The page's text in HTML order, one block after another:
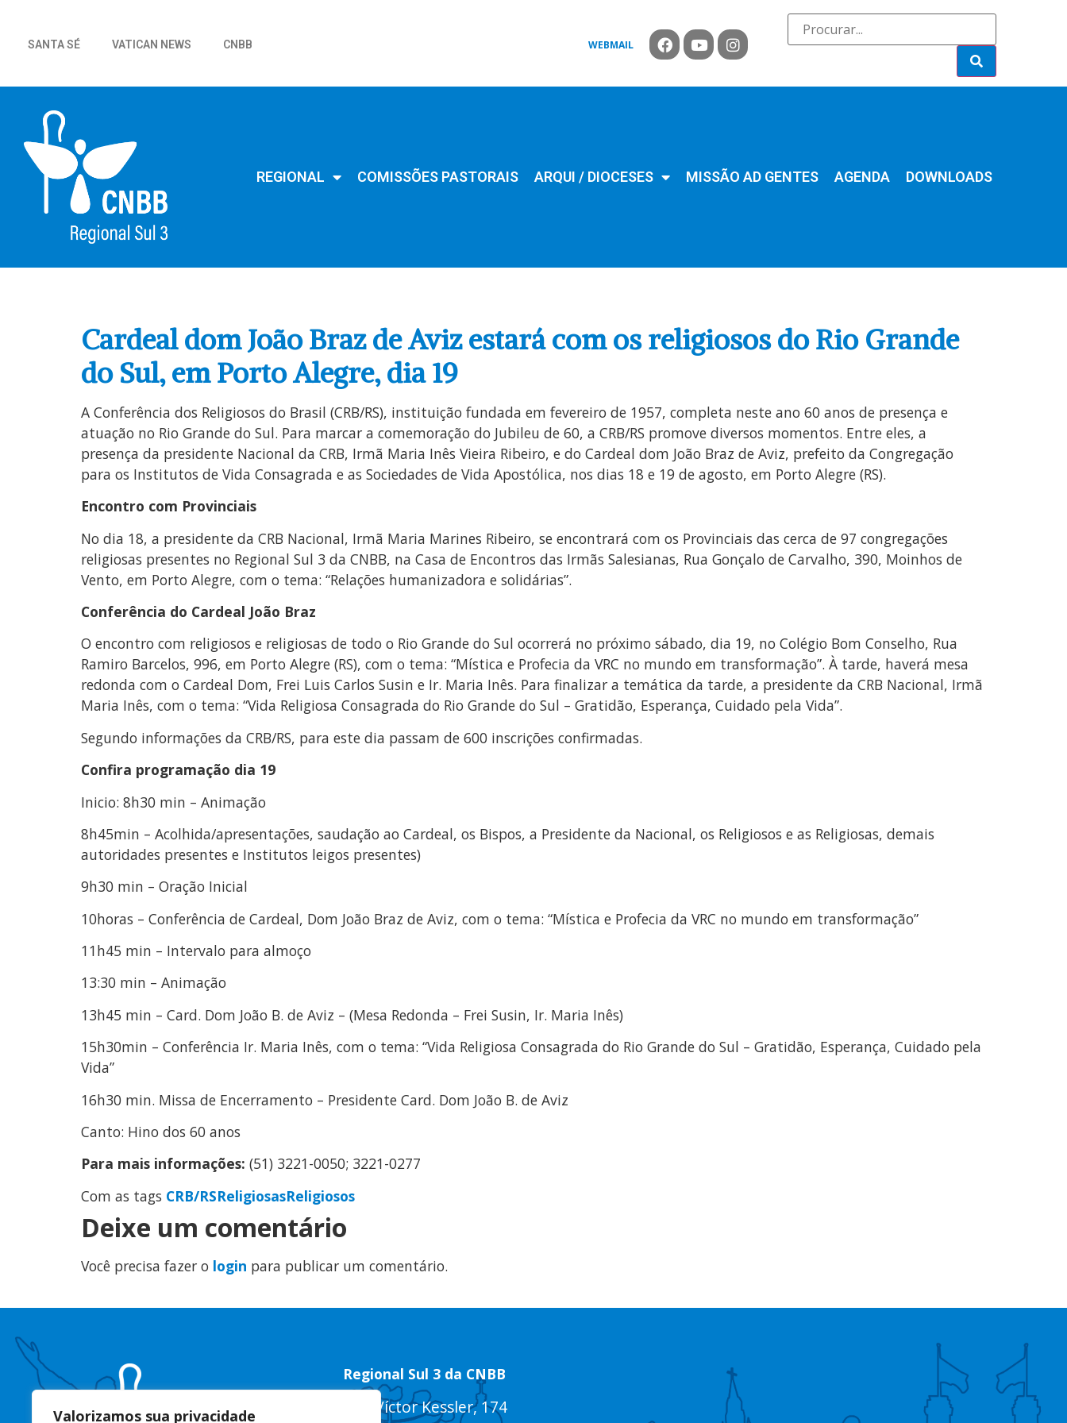
Valorizamos sua privacidade
SANTA SÉ VATICAN NEWS CNBB WEBMAIL
REGIONAL COMISSÕES PASTORAIS ARQUI / DIOCESES MISSÃO AD GENTES AGENDA DOWNLOADS
Cardeal dom João Braz de Aviz estará com os religiosos do Rio Grande
do Sul, em Porto Alegre, dia 19
A Conferência dos Religiosos do Brasil (CRB/RS), instituição fundada em fevereiro de 1957, completa neste ano 60 anos de presença e
atuação no Rio Grande do Sul. Para marcar a comemoração do Jubileu de 60, a CRB/RS promove diversos momentos. Entre eles, a
presença da presidente Nacional da CRB, Irmã Maria Inês Vieira Ribeiro, e do Cardeal dom João Braz de Aviz, prefeito da Congregação
para os Institutos de Vida Consagrada e as Sociedades de Vida Apostólica, nos dias 18 e 19 de agosto, em Porto Alegre (RS).
Encontro com Provinciais
No dia 18, a presidente da CRB Nacional, Irmã Maria Marines Ribeiro, se encontrará com os Provinciais das cerca de 97 congregações
religiosas presentes no Regional Sul 3 da CNBB, na Casa de Encontros das Irmãs Salesianas, Rua Gonçalo de Carvalho, 390, Moinhos de
Vento, em Porto Alegre, com o tema: “Relações humanizadora e solidárias”.
Conferência do Cardeal João Braz
O encontro com religiosos e religiosas de todo o Rio Grande do Sul ocorrerá no próximo sábado, dia 19, no Colégio Bom Conselho, Rua
Ramiro Barcelos, 996, em Porto Alegre (RS), com o tema: “Mística e Profecia da VRC no mundo em transformação”. À tarde, haverá mesa
redonda com o Cardeal Dom, Frei Luis Carlos Susin e Ir. Maria Inês. Para finalizar a temática da tarde, a presidente da CRB Nacional, Irmã
Maria Inês, com o tema: “Vida Religiosa Consagrada do Rio Grande do Sul – Gratidão, Esperança, Cuidado pela Vida”.
Segundo informações da CRB/RS, para este dia passam de 600 inscrições confirmadas.
Confira programação dia 19
Inicio: 8h30 min – Animação
8h45min – Acolhida/apresentações, saudação ao Cardeal, os Bispos, a Presidente da Nacional, os Religiosos e as Religiosas, demais
autoridades presentes e Institutos leigos presentes)
9h30 min – Oração Inicial
10horas – Conferência de Cardeal, Dom João Braz de Aviz, com o tema: “Mística e Profecia da VRC no mundo em transformação”
11h45 min – Intervalo para almoço
13:30 min – Animação
13h45 min – Card. Dom João B. de Aviz – (Mesa Redonda – Frei Susin, Ir. Maria Inês)
15h30min – Conferência Ir. Maria Inês, com o tema: “Vida Religiosa Consagrada do Rio Grande do Sul – Gratidão, Esperança, Cuidado pela
Vida”
16h30 min. Missa de Encerramento – Presidente Card. Dom João B. de Aviz
Canto: Hino dos 60 anos
Para mais informações: (51) 3221-0050; 3221-0277
Com as tags CRB/RSReligiosasReligiosos
Deixe um comentário
Você precisa fazer o login para publicar um comentário.
Regional Sul 3 da CNBB
Rua Víctor Kessler, 174